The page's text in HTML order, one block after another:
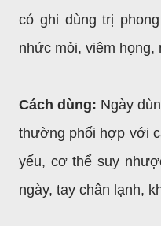
có ghi dùng trị
nhức mỏi, viêm họng,
Cách dùng: Ngày
thường phối hợp với
yếu, cơ thể suy
ngày, tay chân lạnh,